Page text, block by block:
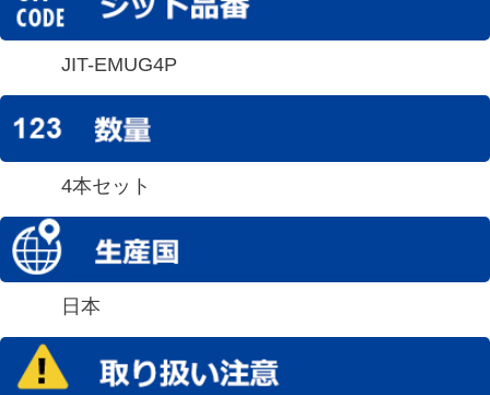
JIT-EMUG4P
4本セット
日本